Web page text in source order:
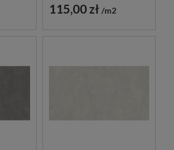
115,00 zł m2